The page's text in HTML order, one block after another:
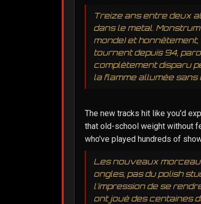
Treize ans entre deux
dans le metal.
monde) et
tournent depuis 94,
complètement disparu
la flamme allumée sans
The new tracks hit like you'd
that old-school weight without
who've played hundreds of
Les nouveaux
ongles, pas du polish
l'impression de se
ont joué des centaines